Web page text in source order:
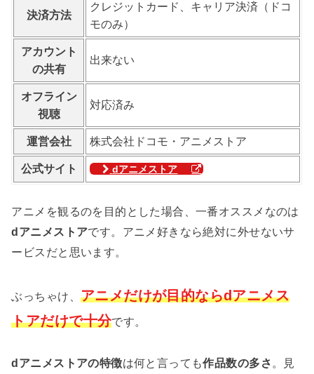
決済方法
クレジットカード、キャリア決済（ドコ
モのみ）
アカウント
の共有
出来ない
オフライン
視聴
対応済み
運営会社 株式会社ドコモ・アニメストア
公式サイト dアニメストア
アニメを観るのを目的とした場合、一番オススメなのは
dアニメストアです。アニメ好きなら絶対に外せないサ
ービスだと思います。
ぶっちゃけ、 アニメだけが目的ならdアニメス
トアだけで十分です。
dアニメストアの特徴は何と言っても作品数の多さ 。見